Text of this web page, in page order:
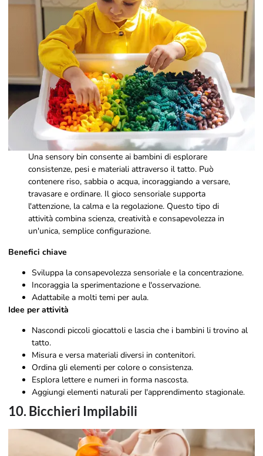
Una sensory bin consente ai bambini di esplorare
consistenze, pesi e materiali attraverso il tatto. Può
contenere riso, sabbia o acqua, incoraggiando a versare,
travasare e ordinare. Il gioco sensoriale supporta
l'attenzione, la calma e la regolazione. Questo tipo di
attività combina scienza, creatività e consapevolezza in
un'unica, semplice configurazione.
Benefici chiave
Sviluppa la consapevolezza sensoriale e la concentrazione.
Incoraggia la sperimentazione e l'osservazione.
Adattabile a molti temi per aula.
Idee per attività
Nascondi piccoli giocattoli e lascia che i bambini li trovino al
tatto.
Misura e versa materiali diversi in contenitori.
Ordina gli elementi per colore o consistenza.
Esplora lettere e numeri in forma nascosta.
Aggiungi elementi naturali per l'apprendimento stagionale.
10. Bicchieri Impilabili